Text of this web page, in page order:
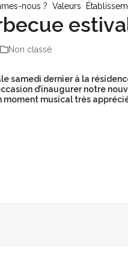
nous ? Valeurs
Non classé
samedi dernier à la
d’inaugurer notre
moment musical très